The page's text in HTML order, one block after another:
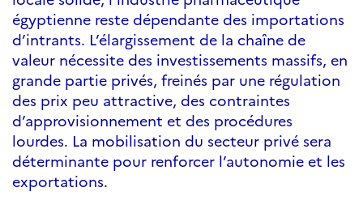
égyptienne reste dépendante des importations
d’intrants. L’élargissement de la chaîne de
valeur nécessite des investissements massifs, en
grande partie privés, freinés par une régulation
des prix peu attractive, des contraintes
d’approvisionnement et des procédures
lourdes. La mobilisation du secteur privé sera
déterminante pour renforcer l’autonomie et les
exportations.